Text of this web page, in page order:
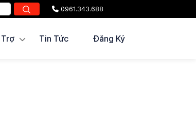
0961.343.688
Tin Tức Đăng Ký